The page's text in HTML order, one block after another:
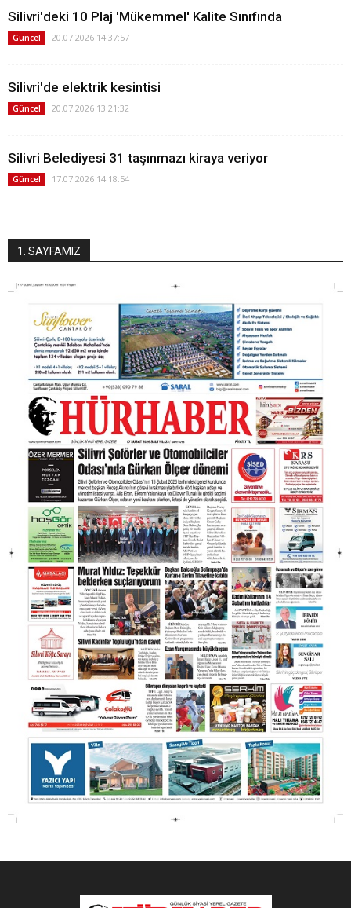
Silivri'deki 10 Plaj 'Mükemmel' Kalite Sınıfında
Güncel 20.07.2026 14:37:57
Silivri'de elektrik kesintisi
Güncel 20.07.2026 13:21:32
Silivri Belediyesi 31 taşınmazı kiraya veriyor
Güncel 17.07.2026 14:18:54
1. SAYFAMIZ